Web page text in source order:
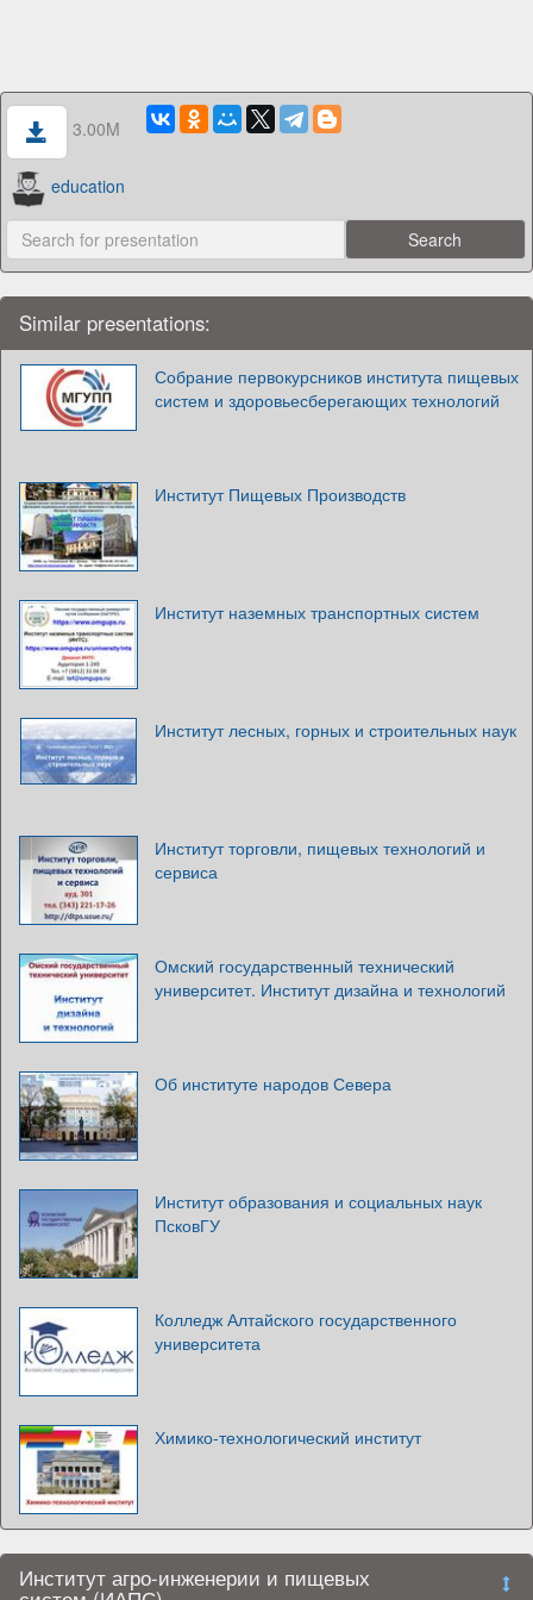
3.00M
education
Similar presentations:
Собрание первокурсников института пищевых
систем и здоровьесберегающих технологий
Институт Пищевых Производств
Институт наземных транспортных систем
Институт лесных, горных и строительных наук
Институт торговли, пищевых технологий и
сервиса
Омский государственный технический
университет. Институт дизайна и технологий
Об институте народов Севера
Институт образования и социальных наук
ПсковГУ
Колледж Алтайского государственного
университета
Химико-технологический институт
Институт агро-инженерии и пищевых